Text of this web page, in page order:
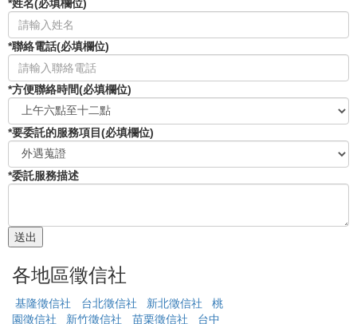
*姓名(必填欄位)
*聯絡電話(必填欄位)
*方便聯絡時間(必填欄位)
*要委託的服務項目(必填欄位)
*委託服務描述
各地區徵信社
基隆徵信社 台北徵信社 新北徵信社
桃
園徵信社
新竹徵信社 苗栗徵信社
台中